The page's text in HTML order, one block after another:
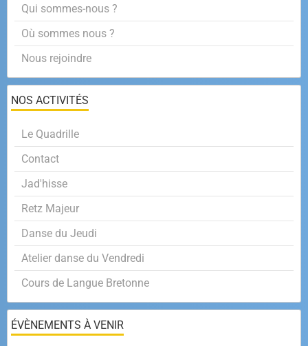
Qui sommes-nous ?
Où sommes nous ?
Nous rejoindre
NOS ACTIVITÉS
Le Quadrille
Contact
Jad'hisse
Retz Majeur
Danse du Jeudi
Atelier danse du Vendredi
Cours de Langue Bretonne
ÉVÈNEMENTS À VENIR